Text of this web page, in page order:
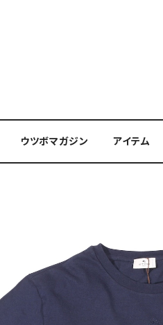
ウツボマガジン アイテム